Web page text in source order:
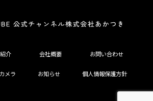
介 会社概要 お問い合わせ
メラ お知らせ 個人情報保護方針